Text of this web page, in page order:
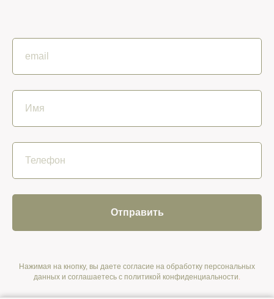
Отправить
Нажимая на кнопку, вы даете согласие на обработку персональных
данных и соглашаетесь c политикой конфиденциальности.